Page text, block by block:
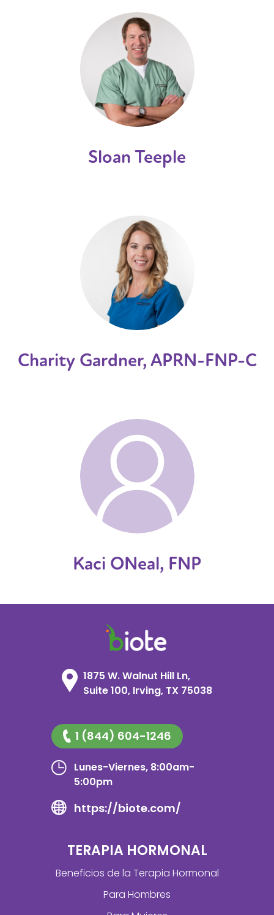
Sloan Teeple
Charity Gardner, APRN-FNP-C
Kaci ONeal, FNP
1875 W. Walnut Hill Ln,
Suite 100, Irving, TX 75038
1 (844) 604-1246
Lunes-Viernes, 8:00am-
5:00pm
https://biote.com/
TERAPIA HORMONAL
Beneficios de la Terapia Hormonal
Para Hombres